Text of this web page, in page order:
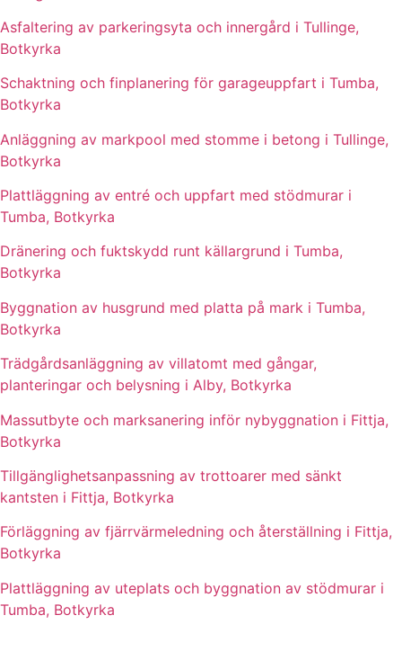
Asfaltering av parkeringsyta och innergård i Tullinge,
Botkyrka
Schaktning och finplanering för garageuppfart i Tumba,
Botkyrka
Anläggning av markpool med stomme i betong i Tullinge,
Botkyrka
Plattläggning av entré och uppfart med stödmurar i
Tumba, Botkyrka
Dränering och fuktskydd runt källargrund i Tumba,
Botkyrka
Byggnation av husgrund med platta på mark i Tumba,
Botkyrka
Trädgårdsanläggning av villatomt med gångar,
planteringar och belysning i Alby, Botkyrka
Massutbyte och marksanering inför nybyggnation i Fittja,
Botkyrka
Tillgänglighetsanpassning av trottoarer med sänkt
kantsten i Fittja, Botkyrka
Förläggning av fjärrvärmeledning och återställning i Fittja,
Botkyrka
Plattläggning av uteplats och byggnation av stödmurar i
Tumba, Botkyrka